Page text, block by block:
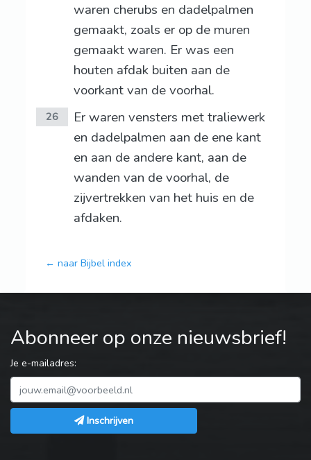
waren cherubs en dadelpalmen
gemaakt, zoals er op de muren
gemaakt waren. Er was een
houten afdak buiten aan de
voorkant van de voorhal.
26
Er waren vensters met traliewerk
en dadelpalmen aan de ene kant
en aan de andere kant, aan de
wanden van de voorhal, de
zijvertrekken van het huis en de
afdaken.
← naar Bijbel index
Abonneer op onze nieuwsbrief!
Je e-mailadres:
Inschrijven